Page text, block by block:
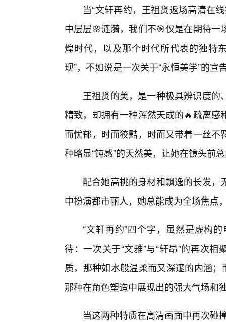
当“文轩再约，王祖贤返场高清在
中层层🌸涟漪，我们不🎯仅是在期待
煌时代，以及那个时代所代表的独特
现”，不如说是一次关于“永恒美学”的宣
王祖贤的美，是一种极具辨识度
精致，却拥有一种浑然天成的🔥疏离
而忧郁，时而狡黠，时而又带着一丝
种略显“钝感”的天然美，让她在镜头前
配合她高挑的身材和飘逸的长发
中扮演都市丽人，她总能成为全场焦点
“文轩再约”四个字，虽然是虚构
待：一次关于“文雅”与“轩昂”的再次
质，那种如水般温柔而又深邃的内涵
那种在角色塑造中展现出的强大气场和
当这两种特质在高清画面中再次碰